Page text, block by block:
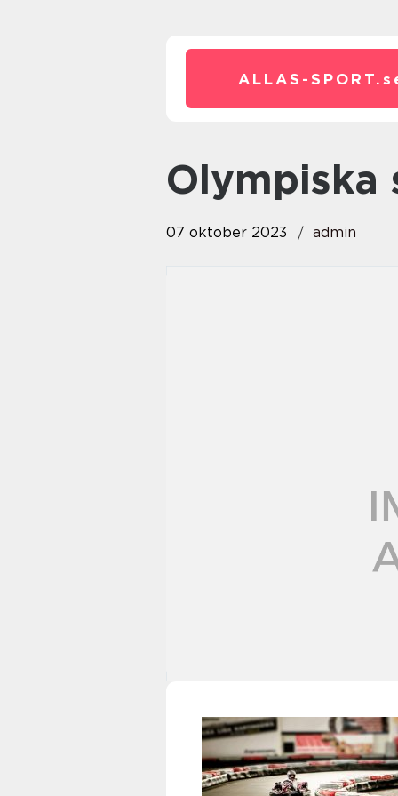
ALLAS-SPORT.
07 oktober 2023 admin